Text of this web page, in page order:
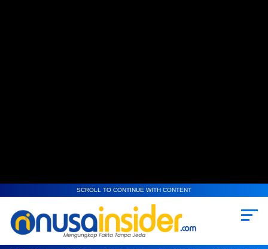
SCROLL TO CONTINUE WITH CONTENT